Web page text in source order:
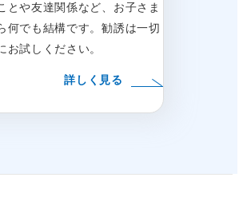
とや友達関係など、お子さま
何でも結構です。勧誘は一切
お試しください。
詳しく見る